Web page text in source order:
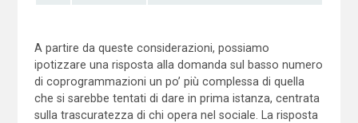
A partire da queste considerazioni, possiamo
ipotizzare una risposta alla domanda sul basso numero
di coprogrammazioni un po’ più complessa di quella
che si sarebbe tentati di dare in prima istanza, centrata
sulla trascuratezza di chi opera nel sociale. La risposta